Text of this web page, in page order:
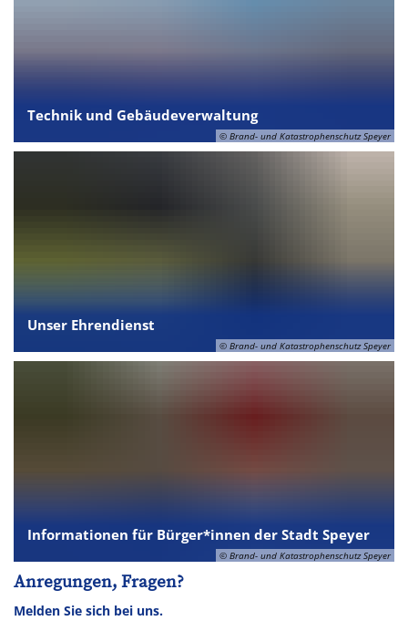
© Brand- und Katastrophenschutz Speyer
Technik und Gebäudeverwaltung
© Brand- und Katastrophenschutz Speyer
Unser Ehrendienst
© Brand- und Katastrophenschutz Speyer
Informationen für Bürger*innen der Stadt Speyer
Anregungen, Fragen?
Melden Sie sich bei uns.